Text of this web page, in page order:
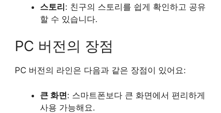
스토리: 친구의 스토리를 쉽게 확인하고 공유
할 수 있습니다.
PC 버전의 장점
PC 버전의 라인은 다음과 같은 장점이 있어요:
큰 화면: 스마트폰보다 큰 화면에서 편리하게
사용 가능해요.